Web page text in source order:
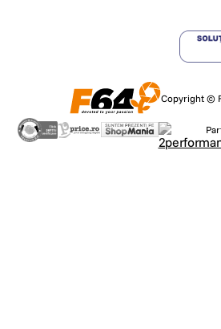
Copyright ©